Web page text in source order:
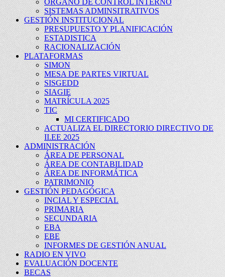
ORGANO DE CONTROL INTERNO
SISTEMAS ADMINSITRATIVOS
GESTIÓN INSTITUCIONAL
PRESUPUESTO Y PLANIFICACIÓN
ESTADISTICA
RACIONALIZACIÓN
PLATAFORMAS
SIMON
MESA DE PARTES VIRTUAL
SISGEDD
SIAGIE
MATRÍCULA 2025
TIC
MI CERTIFICADO
ACTUALIZA EL DIRECTORIO DIRECTIVO DE
II.EE 2025
ADMINISTRACIÓN
ÁREA DE PERSONAL
ÁREA DE CONTABILIDAD
ÁREA DE INFORMÁTICA
PATRIMONIO
GESTIÓN PEDAGÓGICA
INCIAL Y ESPECIAL
PRIMARIA
SECUNDARIA
EBA
EBE
INFORMES DE GESTIÓN ANUAL
RADIO EN VIVO
EVALUACIÓN DOCENTE
BECAS